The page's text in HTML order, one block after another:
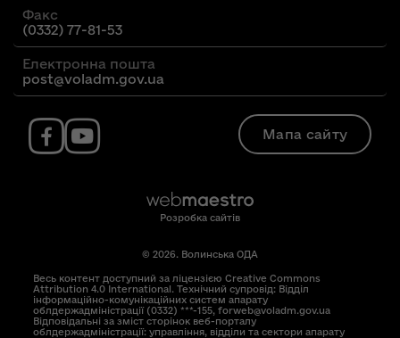
Факс
(0332) 77-81-53
Електронна пошта
post@voladm.gov.ua
Мапа сайту
Розробка сайтів
© 2026. Волинська ОДА
Весь контент доступний за ліцензією Creative Commons
Attribution 4.0 International. Технічний супровід: Відділ
інформаційно-комунікаційних систем апарату
облдержадміністрації (0332) ***-155, forweb@voladm.gov.ua
Відповідальні за зміст сторінок веб-порталу
облдержадміністрації: управління, відділи та сектори апарату